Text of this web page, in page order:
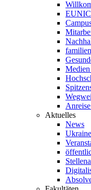
Medien
Aktuelles
News
Ukraine